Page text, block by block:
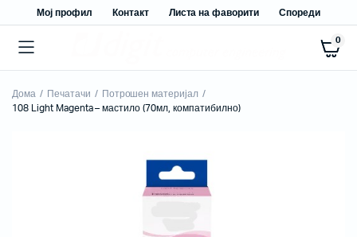
Мој профил Контакт Листа на фаворити Спореди
0
Дома Печатачи
Потрошен материјал
108 Light Magenta – мастило (70мл, компатибилно)